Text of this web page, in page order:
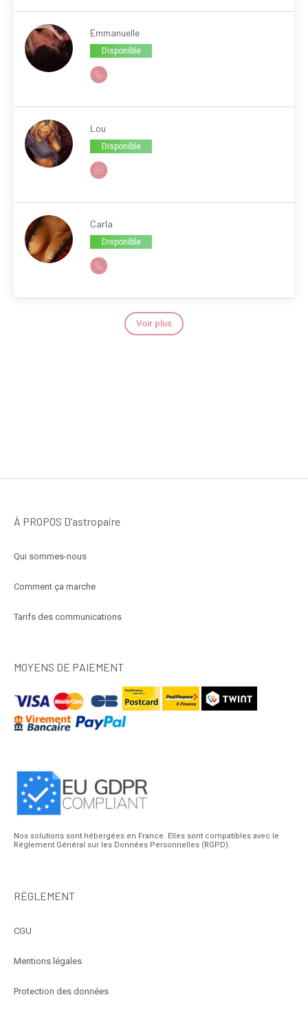
Emmanuelle
Disponible
Lou
Disponible
Carla
Disponible
Voir plus
À PROPOS D’astropaire
Qui sommes-nous
Comment ça marche
Tarifs des communications
MOYENS DE PAIEMENT
Nos solutions sont hébergées en France. Elles sont compatibles avec le
Réglement Général sur les Données Personnelles (RGPD).
RÈGLEMENT
CGU
Mentions légales
Protection des données